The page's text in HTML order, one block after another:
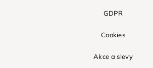
GDPR
Cookies
Akce a slevy